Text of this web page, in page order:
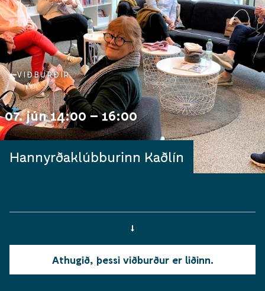
VIÐBURÐIR
07. jún 14:00 – 16:00
Hannyrðaklúbburinn Kaðlín
Athugið, þessi viðburður er liðinn.